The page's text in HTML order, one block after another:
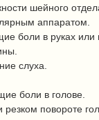
шейного
аппаратом.
боли в руках или
слуха.
боли в голове.
повороте